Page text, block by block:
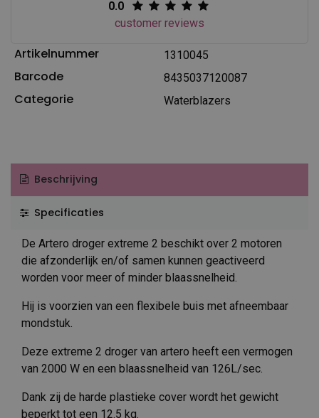
0.0
customer reviews
Artikelnummer 1310045
Barcode 8435037120087
Categorie Waterblazers
Beschrijving
Specificaties
De Artero droger extreme 2 beschikt over 2 motoren
die afzonderlijk en/of samen kunnen geactiveerd
worden voor meer of minder blaassnelheid.
Hij is voorzien van een flexibele buis met afneembaar
mondstuk.
Deze extreme 2 droger van artero heeft een vermogen
van 2000 W en een blaassnelheid van 126L/sec.
Dank zij de harde plastieke cover wordt het gewicht
beperkt tot een 12.5 kg.